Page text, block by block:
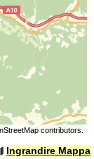
contributors.
Ingrandire Mappa